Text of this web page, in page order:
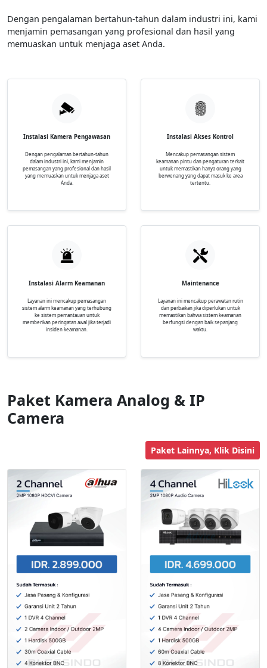
Dengan pengalaman bertahun-tahun dalam industri ini, kami
menjamin pemasangan yang profesional dan hasil yang
memuaskan untuk menjaga aset Anda.
Instalasi Kamera Pengawasan
Dengan pengalaman bertahun-tahun
dalam industri ini, kami menjamin
pemasangan yang profesional dan hasil
yang memuaskan untuk menjaga aset
Anda.
Instalasi Akses Kontrol
Mencakup pemasangan sistem
keamanan pintu dan pengaturan terkait
untuk memastikan hanya orang yang
berwenang yang dapat masuk ke area
tertentu.
Instalasi Alarm Keamanan
Layanan ini mencakup pemasangan
sistem alarm keamanan yang terhubung
ke sistem pemantauan untuk
memberikan peringatan awal jika terjadi
insiden keamanan.
Maintenance
Layanan ini mencakup perawatan rutin
dan perbaikan jika diperlukan untuk
memastikan bahwa sistem keamanan
berfungsi dengan baik sepanjang
waktu.
Paket Kamera Analog & IP
Camera
Paket Lainnya, Klik Disini